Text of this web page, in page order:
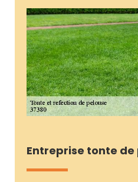
Entreprise tonte de